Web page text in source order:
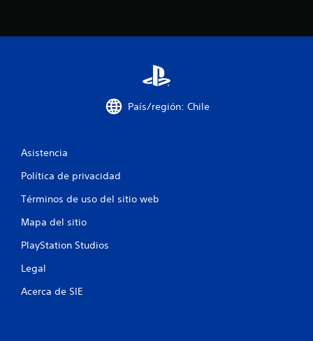
n
País/región: Chile
Asistencia
Política de privacidad
Términos de uso del sitio web
Mapa del sitio
PlayStation Studios
Legal
Acerca de SIE